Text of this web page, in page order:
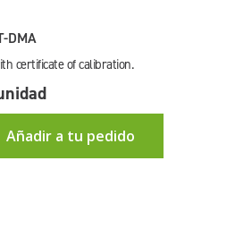
DMA
certificate of calibration.
Añadir a tu pedido